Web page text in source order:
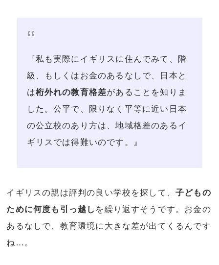
『私も実際にイギリスに住んでみて、階
級、もしくはお金のあるなしで、日本と
は桁外れの教育格差があることを知りま
した。公平で、限りなく平等に近い日本
の公立校のあり方は、地域格差のあるイ
ギリスでは得難いのです。』
イギリスの親は評判の良い学校を探して、子どもの
ために何度も引っ越し を繰り返すそうです。お金の
あるなしで、教育環境に大きな差が出てくるんです
ね…。